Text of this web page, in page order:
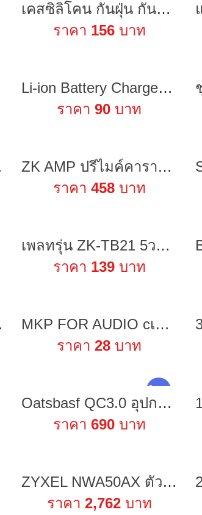
เคสซิลิโคน กันฝุ่น กันรอยขีดข่วน สําหรับรีโมตคอนโทรล DJI MINI 3 PRO Mavic Air 2 Air 2S 3
ราคา 156บาท
Li-ion Battery Charger ที่ชาร์จแบตเตอรี่ลิเธียมไอออน 12.6 โวลท์ 2แอมป์
ราคา 90 บาท
เตอร์
ZK AMP ปรีไมค์คาราโอเกะ คาราโอเกะ บอร์ดก้อง ไมค์โครโฟน K ร้องเพลง พรีเอฟเฟคบอร์ด DSP ผสมกันเสียงหอน
ราคา 458บาท
เพลทรุ่น ZK-TB21 5วอเดิม+ปรีไมค์ ZK-AMP ขนาดแผ่น30x9ซม.👉Marwin'e.แบรนด์แรกเพลทคอมโพสิทในตู้บลูทูธDIY.สินค้าในไทย🇹🇭
ราคา 139บาท
ว tweeter
MKP FOR AUDIO cเสียงแหลม 2.2uf 3.3uF 400V 2.2 3.3 C ซีเสียงแหลม ซีเสียงแหลมโม hi.cap ตัวcเสียงแหลม ตัว c เสียง แหลม
ราคา 28 บาท
Oatsbasf QC3.0 อุปกรณ์ชาร์จเร็ว พร้อมที่ชาร์จไร้สาย สําหรับ Apple Watch
ราคา 690บาท
ZYXEL NWA50AX ตัวขยายสัญญาณ WiFi 6 AX1800 Access Point รองรับ GbE PoE และมี Free Cloud
ราคา 2,762บาท